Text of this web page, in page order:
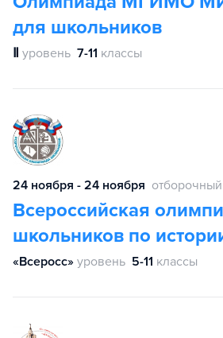
для школьников
Ⅱ уровень 7-11 классы
24 ноября - 24 ноября
Всероссийская
школьников по
«Всеросс» уровень 5-11 классы